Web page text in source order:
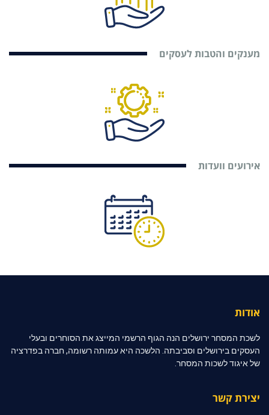
מענקים והטבות לעסקים
אירועים וועדות
אודות
לשכת המסחר ירושלים הנה הגוף הרשמי המייצג את הסוחרים ובעלי
העסקים בירושלים וסביבתה. הלשכה היא עמותה רשומה, חברה בפדרציה
של איגוד לשכות המסחר.
יצירת קשר